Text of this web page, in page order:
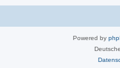
Powered by